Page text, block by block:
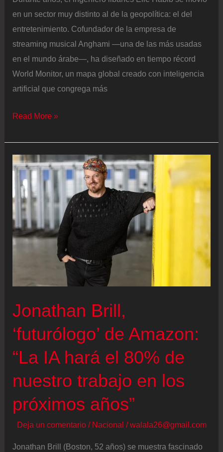
en un sector muy distinto al de la geopolítica: el del
entretenimiento. Cofundador de la empresa de
streaming musical Anghami —una de las más usadas
en el mundo árabe—, ha diseñado en tiempo récord
World Monitor, un mapa global creado con inteligencia
artificial que congrega más
El
de
seguir
directo
el
conflicto
de
hechas
IA:
“Hacen
parezca
casi
como
un
videojuego”
Read More »
Jonathan Brill,
‘futurólogo’ de Amazon:
“La IA hará el 80% de
nuestro trabajo en los
próximos años”
Deja un comentario / Nacional /walala26@gmail.com
Jonathan Brill (Boston, 52 años) se muestra fascinado